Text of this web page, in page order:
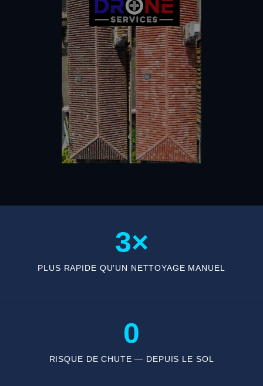
3×
PLUS RAPIDE QU'UN NETTOYAGE MANUEL
0
RISQUE DE CHUTE — DEPUIS LE SOL